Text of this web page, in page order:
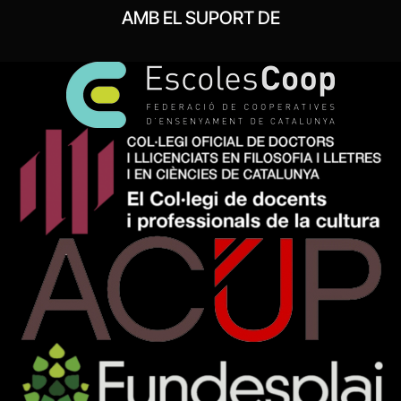
AMB EL SUPORT DE